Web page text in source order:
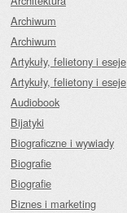
Archiwum
Archiwum
Artykuły, felietony i eseje
Artykuły, felietony i eseje
Audiobook
Bijatyki
Biograficzne i wywiady
Biografie
Biografie
Biznes i marketing